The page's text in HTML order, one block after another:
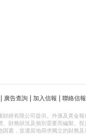
廣告查詢 加入信報 聯絡信報
經有限公司提供。外滙及黃金報
財務狀況及個別需要而編製。
素，並適當地尋求獨立的財務